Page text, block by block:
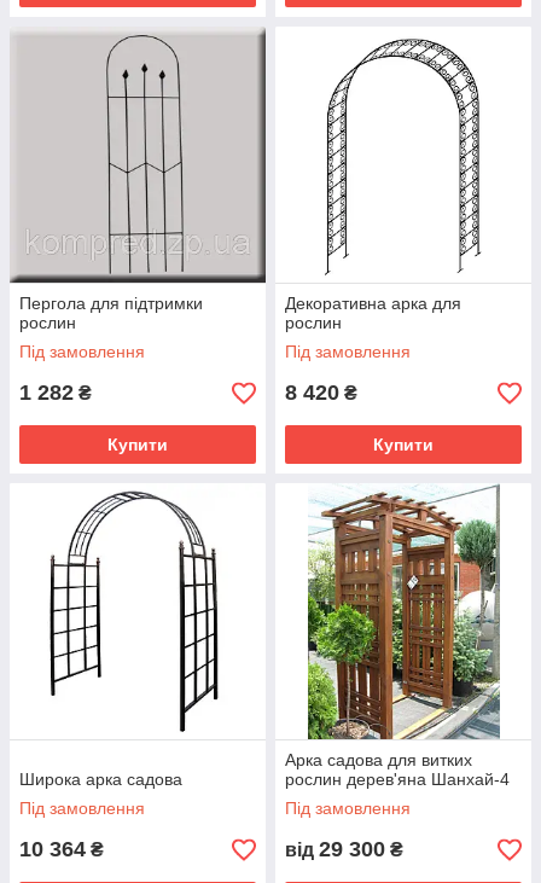
Пергола для підтримки
рослин
Під замовлення
1 282 ₴
Купити
Декоративна арка для
рослин
Під замовлення
8 420 ₴
Купити
Широка арка садова
Під замовлення
10 364 ₴
Арка садова для витких
рослин дерев'яна Шанхай-4
Під замовлення
від 29 300 ₴